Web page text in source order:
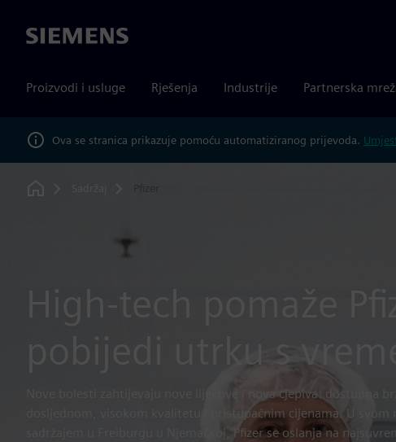
Siemens
Proizvodi i usluge Rješenja Industrije Partnerska
Ova se stranica prikazuje pomoću automatiziranog prijevoda.
pobijedi utrku s
Nove bolesti zahtijevaju nove lijekove i nova cjepiva: dostupna
dosljednom, visokom kvalitetu i pristupačnim cijenama. U svom
sadržajem u Freiburgu u Njemačkoj, Pfizer se oslanja na